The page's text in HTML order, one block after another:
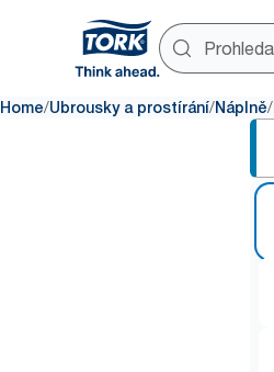
Home/Ubrousky a prostírání/Náplně/